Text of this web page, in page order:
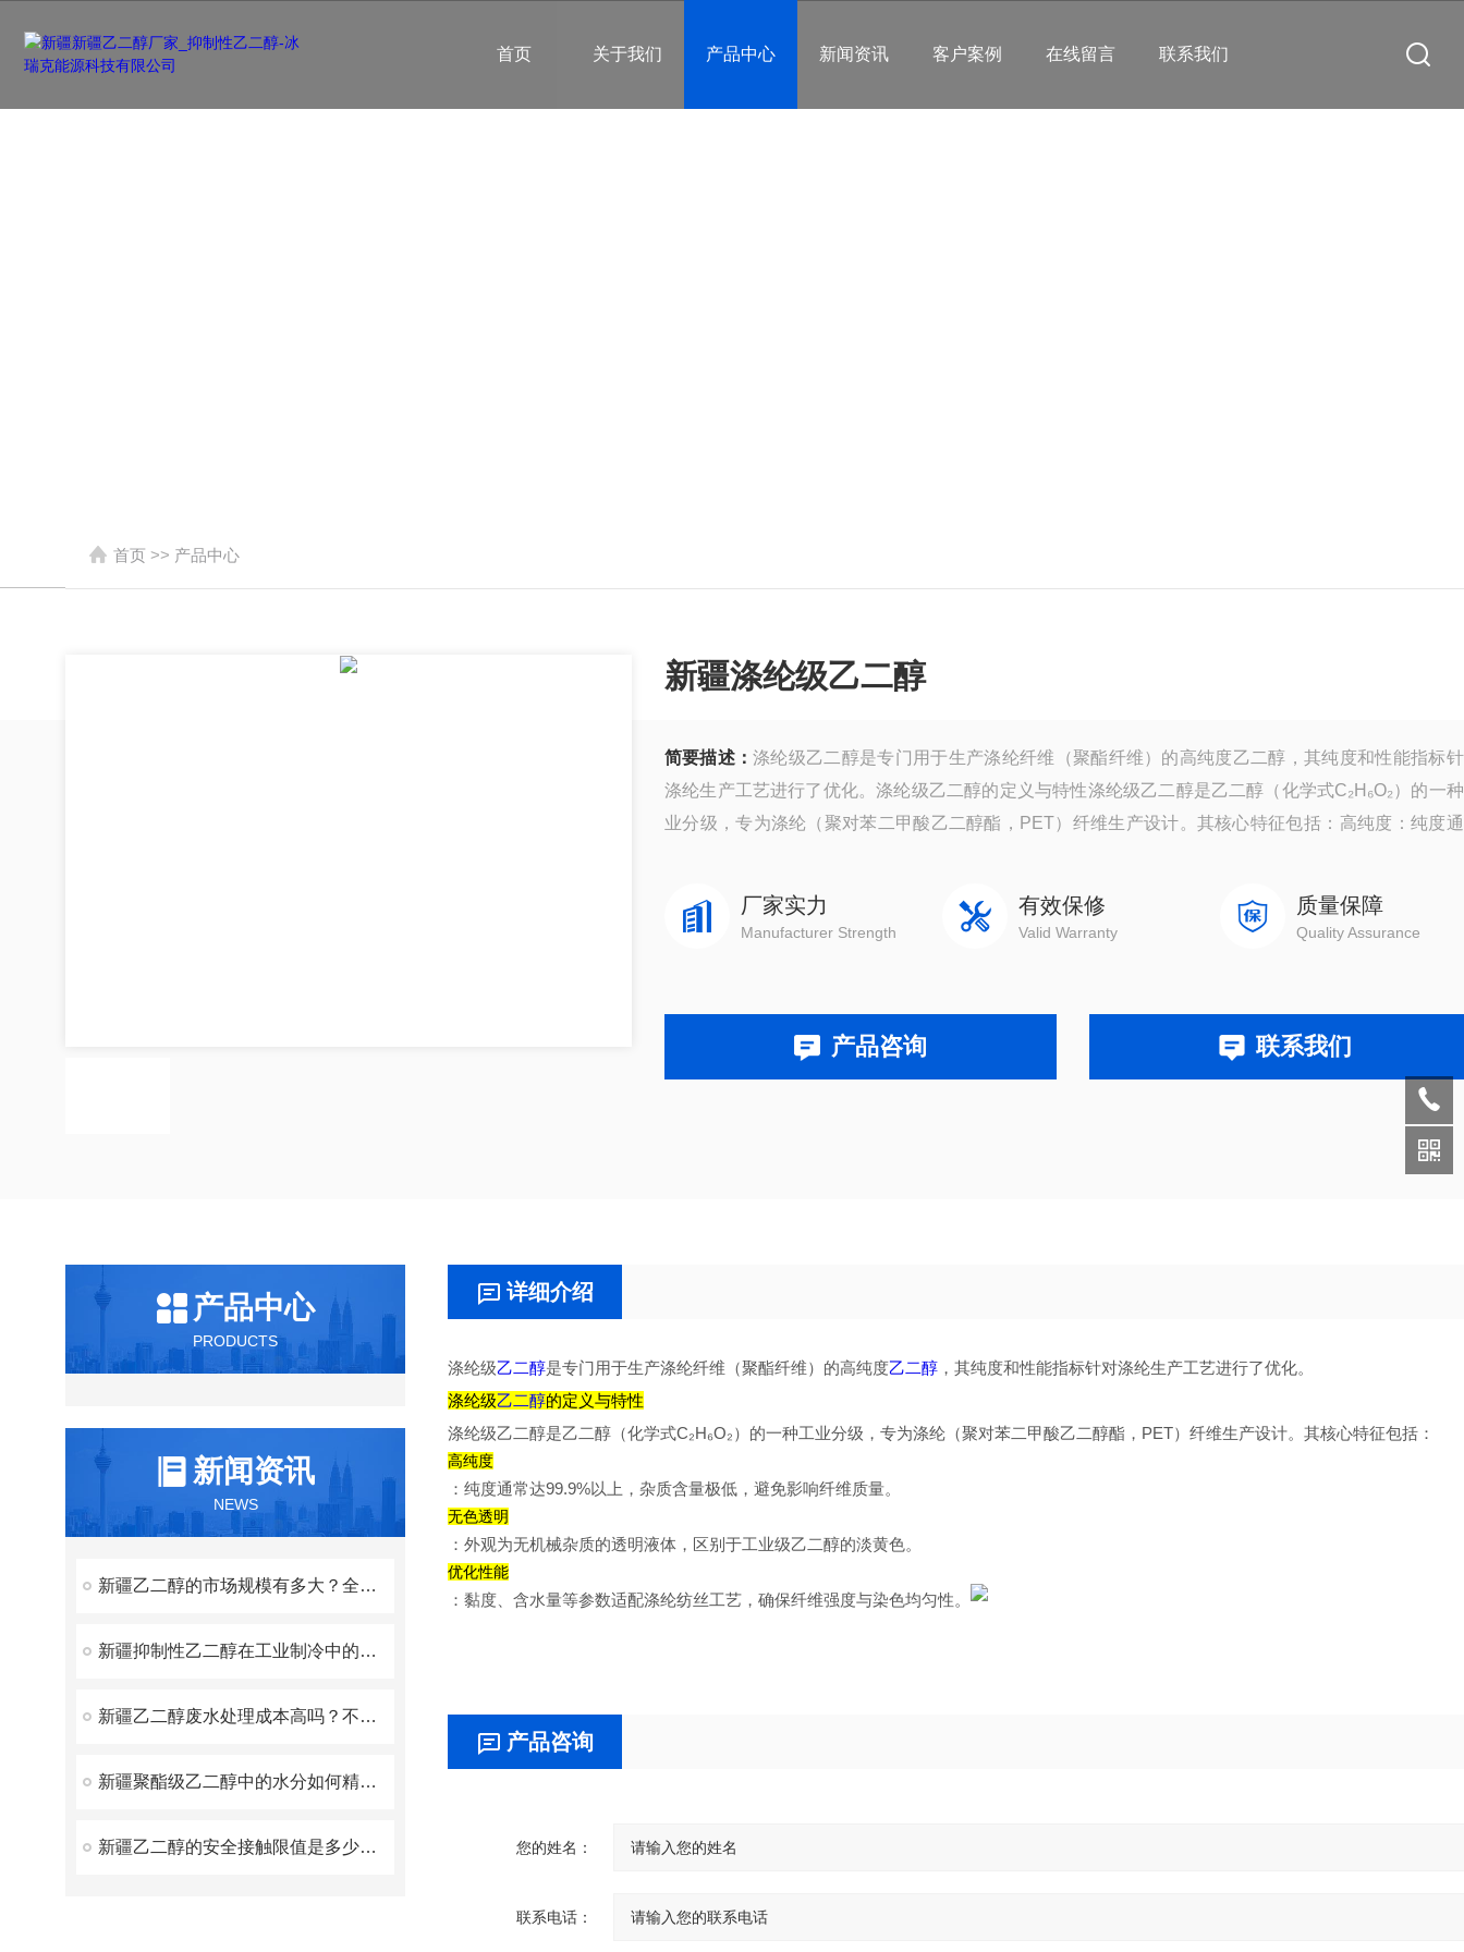
首页 关于我们 产品中心 新闻资讯 客户案例 在线留言 联系我们
首页 >> 产品中心
新疆涤纶级乙二醇
简要描述： 涤纶级乙二醇是专门用于生产涤纶纤维（聚酯纤维）的高纯度乙二醇，其纯度和性能指标
涤纶生产工艺进行了优化。‌涤纶级乙二醇的定义与特性‌涤纶级乙二醇是乙二醇（化学式C₂H₆O₂）的一
业分级，专为涤纶（聚对苯二甲酸乙二醇酯，PET）纤维生产设计。其核心特征包括：‌高纯度‌：纯度
厂家实力
Manufacturer Strength
有效保修
Valid Warranty
质量保障
Quality Assurance
产品咨询 联系我们
产品中心
PRODUCTS
新闻资讯
NEWS
新疆乙二醇的市场规模有多大？全球及国内产量科普
新疆抑制性乙二醇在工业制冷中的应用案例？冷库与冷链设备实例
新疆乙二醇废水处理成本高吗？不同处理工艺的成本对比​
新疆聚酯级乙二醇中的水分如何精准检测？卡尔费休法操作细节
新疆乙二醇的安全接触限值是多少？职业防护标准科普
详细介绍
涤纶级乙二醇是专门用于生产涤纶纤维（聚酯纤维）的高纯度乙二醇 ，其纯度和性能指标针对涤纶生产工艺进行了优化。
‌涤纶级乙二醇的定义与特性‌
涤纶级乙二醇是乙二醇（化学式C₂H₆O₂）的一种工业分级，专为涤纶（聚对苯二甲酸乙二醇酯，PET）纤维生产设计。其核心特征包括：
‌高纯度‌
：纯度通常达99.9%以上，杂质含量极低，避免影响纤维质量。‌‌
‌无色透明‌
：外观为无机械杂质的透明液体，区别于工业级乙二醇的淡黄色。‌‌
‌优化性能‌
：黏度、含水量等参数适配涤纶纺丝工艺，确保纤维强度与染色均匀性。‌‌
产品咨询
您的姓名：
联系电话：